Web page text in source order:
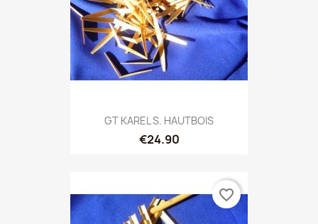
GT KAREL S. HAUTBOIS
€24.90
favorite_border